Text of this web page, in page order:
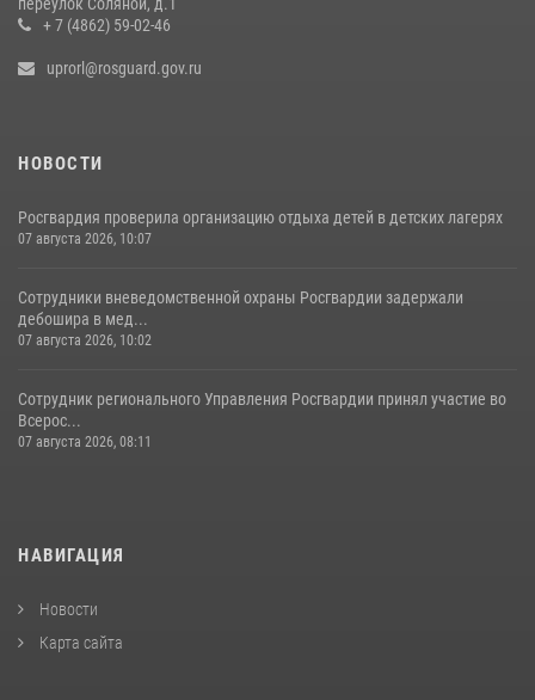
+ 7 (4862) 59-02-46
uprorl@rosguard.gov.ru
НОВОСТИ
Росгвардия проверила организацию отдыха детей в детских лагерях
07 августа 2026, 10:07
Сотрудники вневедомственной охраны Росгвардии задержали
дебошира в мед...
07 августа 2026, 10:02
Сотрудник регионального Управления Росгвардии принял участие во
Всерос...
07 августа 2026, 08:11
НАВИГАЦИЯ
Новости
Карта сайта